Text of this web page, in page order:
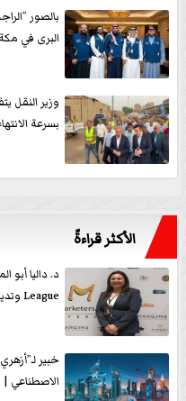
بالصور
البرى في مكة
وزير النقل
بسرعة
الأكثر قراءةً
League وتدير جلسة...
خبير
الاصطناعي |